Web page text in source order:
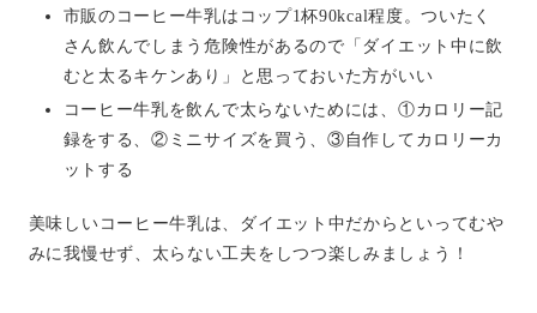
市販のコーヒー牛乳はコップ1杯90kcal程度。ついたく
さん飲んでしまう危険性があるので「ダイエット中に飲
むと太るキケンあり」と思っておいた方がいい
コーヒー牛乳を飲んで太らないためには、①カロリー記
録をする、②ミニサイズを買う、③自作してカロリーカ
ットする
美味しいコーヒー牛乳は、ダイエット中だからといってむや
みに我慢せず、太らない工夫をしつつ楽しみましょう！